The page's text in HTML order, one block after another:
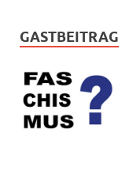
GASTBEITRAG